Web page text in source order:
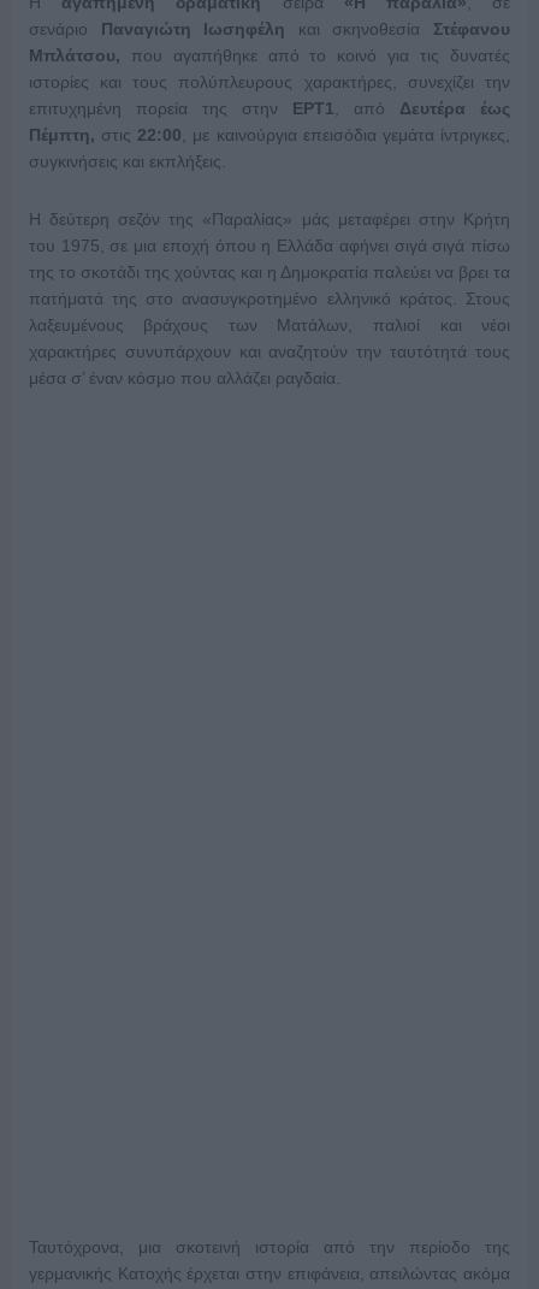
σενάριο Παναγιώτη Ιωσηφέλη και σκηνοθεσία Στέφανου
Μπλάτσου, που αγαπήθηκε από το κοινό για τις δυνατές
ιστορίες και τους πολύπλευρους χαρακτήρες, συνεχίζει την
επιτυχημένη πορεία της στην ΕΡΤ1 , από Δευτέρα έως
Πέμπτη, στις 22:00 , με καινούργια επεισόδια γεμάτα ίντριγκες,
συγκινήσεις και εκπλήξεις.
Η δεύτερη σεζόν της «Παραλίας» μάς μεταφέρει στην Κρήτη
του 1975, σε μια εποχή όπου η Ελλάδα αφήνει σιγά σιγά πίσω
της το σκοτάδι της χούντας και η Δημοκρατία παλεύει να βρει τα
πατήματά της στο ανασυγκροτημένο ελληνικό κράτος. Στους
λαξευμένους βράχους των Ματάλων, παλιοί και νέοι
χαρακτήρες συνυπάρχουν και αναζητούν την ταυτότητά τους
μέσα σ’ έναν κόσμο που αλλάζει ραγδαία.
Ταυτόχρονα, μια σκοτεινή ιστορία από την περίοδο της
γερμανικής Κατοχής έρχεται στην επιφάνεια, απειλώντας ακόμα